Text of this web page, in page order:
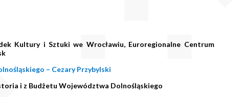
Kultury i Sztuki we Wrocławiu, Euroregionalne Centrum
– Cezary Przybylski
i z Budżetu Województwa Dolnośląskiego